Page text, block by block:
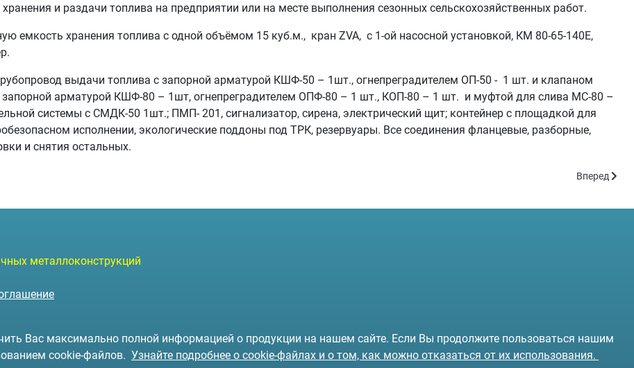
и раздачи топлива на предприятии или на месте выполнения сезонных сельскохозяйственных работ.
емкость хранения топлива с одной объёмом 15 куб.м., кран ZVA, с 1-ой насосной установкой, КМ 80-65-140Е,
выдачи топлива с запорной арматурой КШФ-50 – 1шт., огнепреградителем ОП-50 - 1 шт. и клапаном
арматурой КШФ-80 – 1шт, огнепреградителем ОПФ-80 – 1 шт., КОП-80 – 1 шт. и муфтой для слива МС-80 –
системы с СМДК-50 1шт.; ПМП- 201, сигнализатор, сирена, электрический щит; контейнер с площадкой для
исполнении, экологические поддоны под ТРК, резервуары. Все соединения фланцевые, разборные,
и снятия остальных.
Следующий:
Вперед
металлоконструкций
Вас максимально полной информацией о продукции на нашем сайте. Если Вы продолжите пользоваться нашим
cookie-файлов. Узнайте подробнее о cookie-файлах и о том, как можно отказаться от их использования.